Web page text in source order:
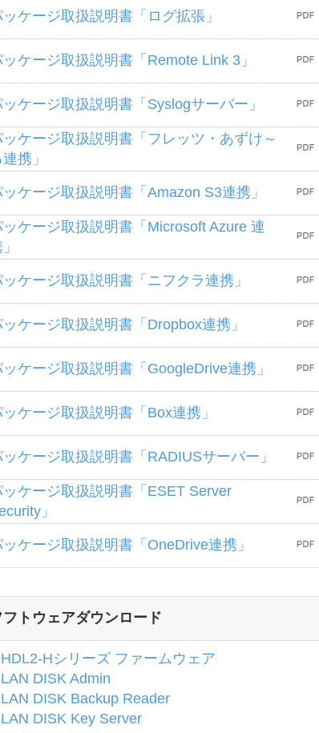
ケージ取扱説明書「ログ拡張」
ッケージ取扱説明書「Remote Link 3」
ッケージ取扱説明書「Syslogサーバー」
ッケージ取扱説明書「フレッツ・あずけ～
携」
ッケージ取扱説明書「Amazon S3連携」
ッケージ取扱説明書「Microsoft Azure 連
ッケージ取扱説明書「ニフクラ連携」
ッケージ取扱説明書「Dropbox連携」
ッケージ取扱説明書「GoogleDrive連携」
ケージ取扱説明書「Box連携」
ッケージ取扱説明書「RADIUSサーバー」
ッケージ取扱説明書「ESET Server
」
ッケージ取扱説明書「OneDrive連携」
フトウェアダウンロード
HDL2-Hシリーズ ファームウェア
LAN DISK Admin
LAN DISK Backup Reader
LAN DISK Key Server